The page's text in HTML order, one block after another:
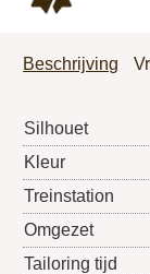
Beschrijving
Silhouet
Kleur
Treinstation
Omgezet
Tailoring tijd